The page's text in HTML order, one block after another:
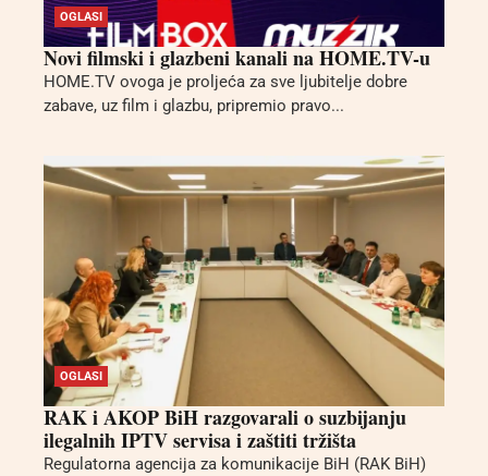
OGLASI
Novi filmski i glazbeni kanali na HOME.TV-u
HOME.TV ovoga je proljeća za sve ljubitelje dobre
zabave, uz film i glazbu, pripremio pravo...
OGLASI
RAK i AKOP BiH razgovarali o suzbijanju
ilegalnih IPTV servisa i zaštiti tržišta
Regulatorna agencija za komunikacije BiH (RAK BiH)